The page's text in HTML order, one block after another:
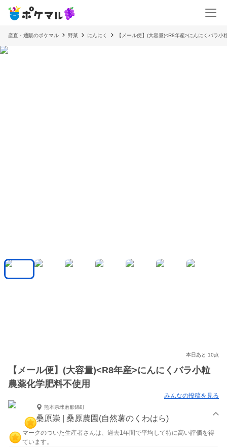
産直・通販のポケマル 野菜 にんにく 【メール便】(大容量)<R8年産>にんにくバラ小
本日あと 10点
【メール便】(大容量)<R8年産>にんにくバラ小粒
農薬化学肥料不使用
みんなの投稿を見る
熊本県球磨郡錦町
桑原崇 | 桑原農園(自然薯のくわはら)
マークのついた生産者さんは、過去1年間で平均して特に高い評価を得
ています。